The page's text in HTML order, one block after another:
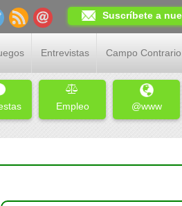
Suscríbete a
Entrevistas Campo Contrario
Empleo @www